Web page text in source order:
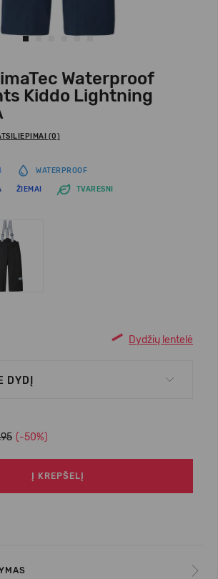
Waterproof
Kiddo Lightning
(0)
WATERPROOF
ŽIEMAI TVARESNI
Dydžių lentelė
DYDĮ
(-50%)
Į KREPŠELĮ